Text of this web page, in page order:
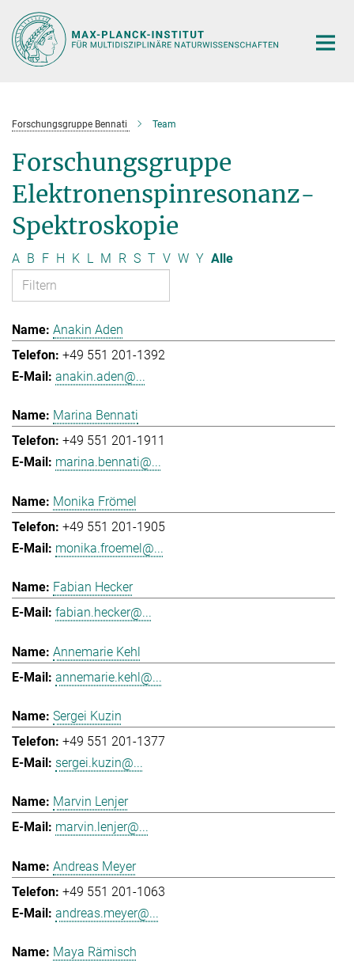
Hauptinhalt
Forschungsgruppe Bennati Team
Forschungsgruppe
Elektronenspinresonanz-
Spektroskopie
A B F H K L M R S T V W Y Alle
Anakin Aden
+49 551 201-1392
anakin.aden@...
Marina Bennati
+49 551 201-1911
marina.bennati@...
Monika Frömel
+49 551 201-1905
monika.froemel@...
Fabian Hecker
fabian.hecker@...
Annemarie Kehl
annemarie.kehl@...
Sergei Kuzin
+49 551 201-1377
sergei.kuzin@...
Marvin Lenjer
marvin.lenjer@...
Andreas Meyer
+49 551 201-1063
andreas.meyer@...
Maya Rämisch